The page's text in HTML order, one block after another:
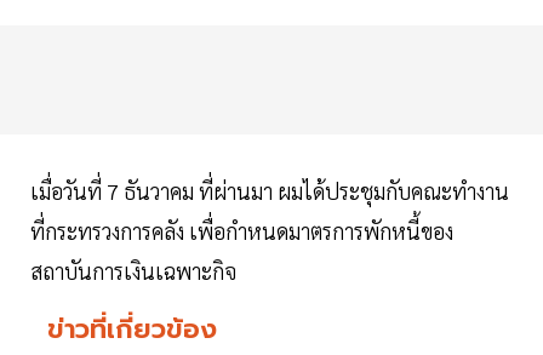
เมื่อวันที่ 7 ธันวาคม ที่ผ่านมา ผมได้ประชุมกับคณะทำงาน
ที่กระทรวงการคลัง เพื่อกำหนดมาตรการพักหนี้ของ
สถาบันการเงินเฉพาะกิจ
ข่าวที่เกี่ยวข้อง